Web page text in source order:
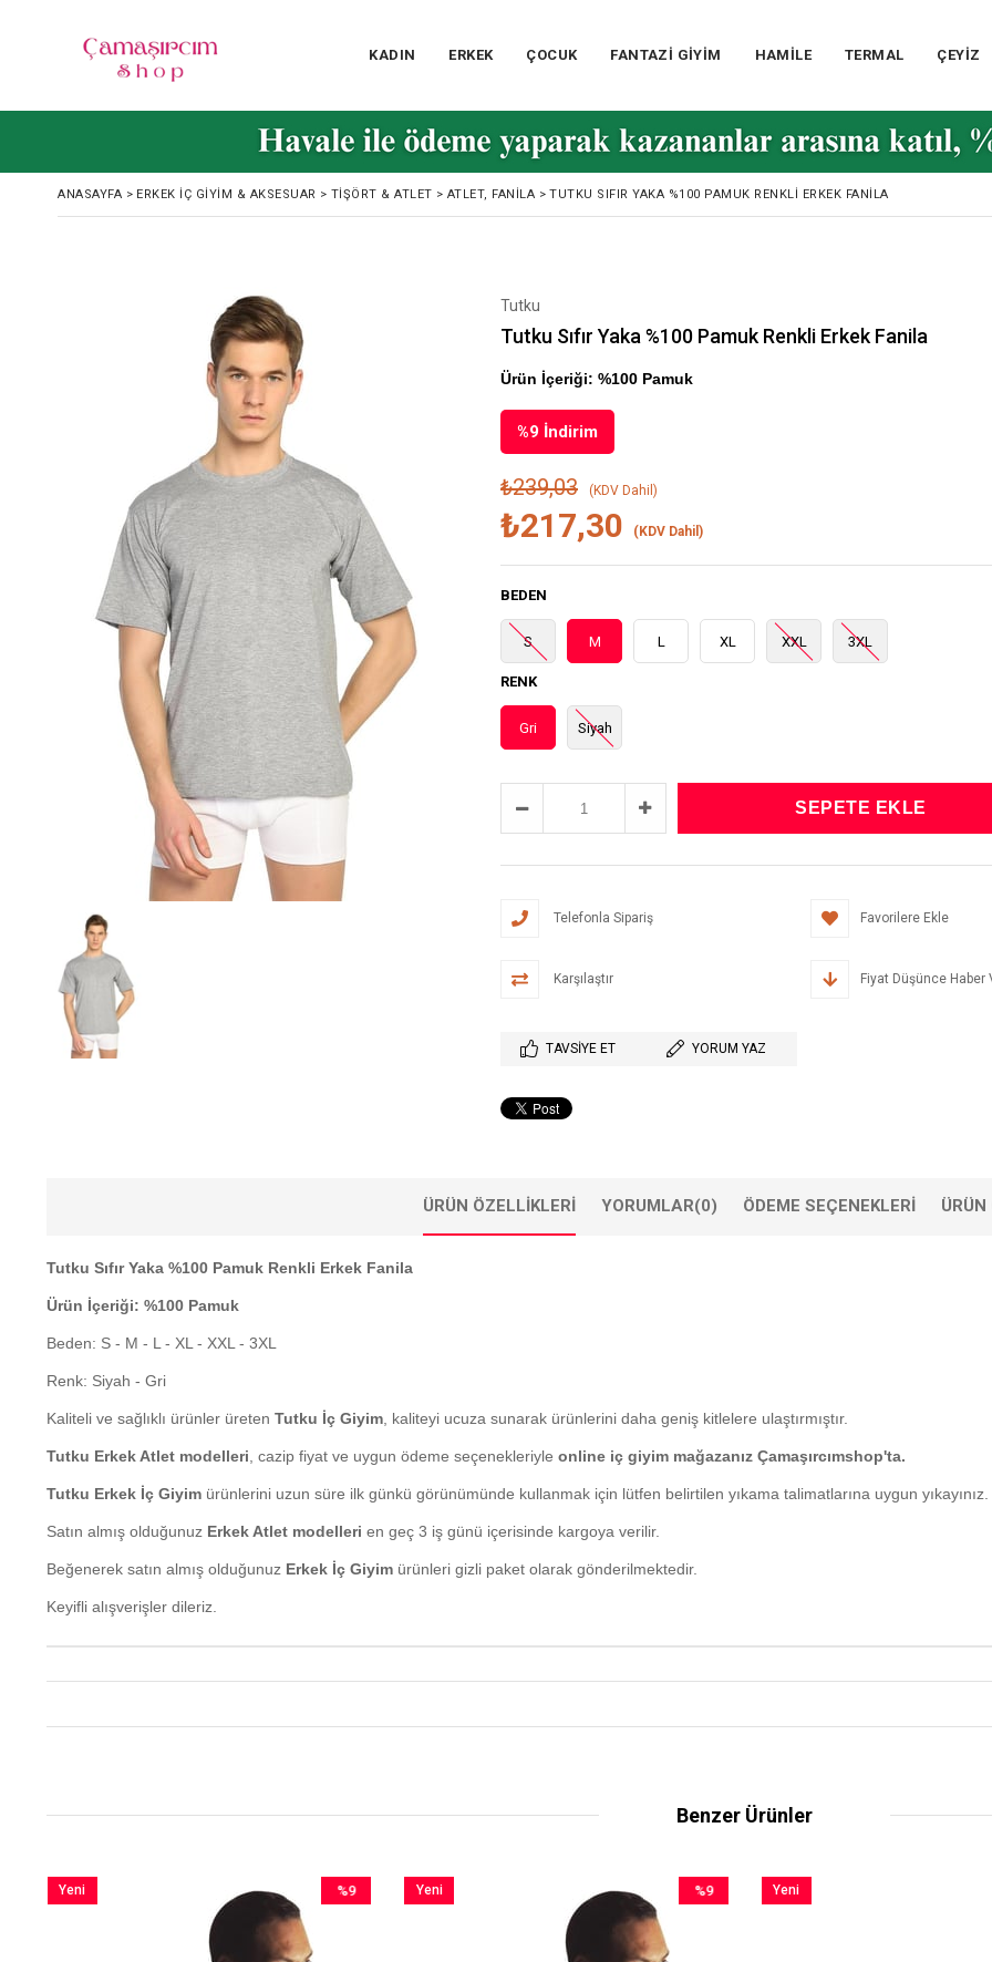
KADIN ERKEK ÇOCUK FANTAZİ GİYİM HAMİLE TERMAL ÇEYİZ
ANASAYFA > ERKEK İÇ GIYIM & AKSESUAR > TIŞÖRT & ATLET > ATLET, FANILA > TUTKU SIFIR YAKA %100 PAMUK RENKLI ERKEK FANILA
Tutku
Tutku Sıfır Yaka %100 Pamuk Renkli Erkek Fanila
Ürün İçeriği: %100 Pamuk
%9 İndirim
₺239,03 (KDV Dahil)
₺217,30 (KDV Dahil)
BEDEN
S M L XL XXL 3XL
RENK
Gri Siyah
Telefonla Sipariş Favorilere Ekle
Karşılaştır Fiyat Düşünce Haber
TAVSIYE ET YORUM YAZ
ÜRÜN ÖZELLIKLERI YORUMLAR(0) ÖDEME SEÇENEKLERI ÜRÜN
Tutku Sıfır Yaka %100 Pamuk Renkli Erkek Fanila
Ürün İçeriği: %100 Pamuk
Beden: S - M - L - XL - XXL - 3XL
Renk: Siyah - Gri
Kaliteli ve sağlıklı ürünler üreten Tutku İç Giyim , kaliteyi ucuza sunarak ürünlerini daha geniş kitlelere ulaştırmıştır.
Tutku Erkek Atlet modelleri , cazip fiyat ve uygun ödeme seçenekleriyle online iç giyim mağazanız Çamaşırcımshop'ta.
Tutku Erkek İç Giyim ürünlerini uzun süre ilk günkü görünümünde kullanmak için lütfen belirtilen yıkama talimatlarına uygun yıkayınız.
Satın almış olduğunuz Erkek Atlet modelleri en geç 3 iş günü içerisinde kargoya verilir.
Beğenerek satın almış olduğunuz Erkek İç Giyim ürünleri gizli paket olarak gönderilmektedir.
Keyifli alışverişler dileriz.
Benzer Ürünler
%9
Yeni
%9
Yeni
Yeni